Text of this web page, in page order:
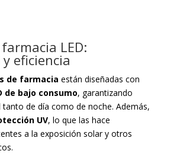
LED:
eficiencia
de farmacia están diseñadas con
de bajo consumo, garantizando
tanto de día como de noche. Además,
UV, lo que las hace
a la exposición solar y otros